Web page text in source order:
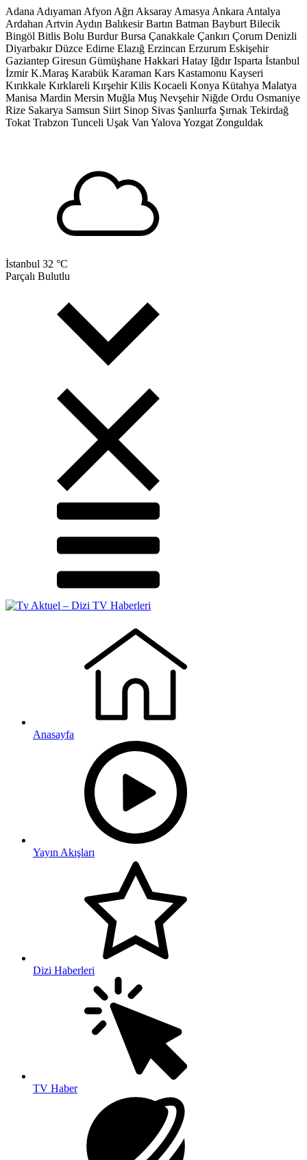
Adana Adıyaman Afyon Ağrı Aksaray Amasya Ankara Antalya
Ardahan Artvin Aydın Balıkesir Bartın Batman Bayburt Bilecik
Bingöl Bitlis Bolu Burdur Bursa Çanakkale Çankırı Çorum Denizli
Diyarbakır Düzce Edirne Elazığ Erzincan Erzurum Eskişehir
Gaziantep Giresun Gümüşhane Hakkari Hatay Iğdır Isparta İstanbul
İzmir K.Maraş Karabük Karaman Kars Kastamonu Kayseri
Kırıkkale Kırklareli Kırşehir Kilis Kocaeli Konya Kütahya Malatya
Manisa Mardin Mersin Muğla Muş Nevşehir Niğde Ordu Osmaniye
Rize Sakarya Samsun Siirt Sinop Sivas Şanlıurfa Şırnak Tekirdağ
Tokat Trabzon Tunceli Uşak Van Yalova Yozgat Zonguldak
İstanbul 32 °C
Parçalı Bulutlu
Anasayfa
Yayın Akışları
Dizi Haberleri
TV Haber